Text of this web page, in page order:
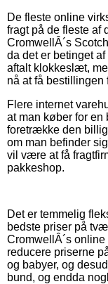
De fleste online
fragt på de fleste af
CromwellÂ´s
da det er betinget
aftalt klokkeslæt,
nå at få bestillingen
Flere internet
at man køber for en
foretrække den
om man befinder
vil være at få
pakkeshop.
Det er temmelig
bedste priser på
CromwellÂ´s
reducere priserne
og babyer, og
bund, og endda